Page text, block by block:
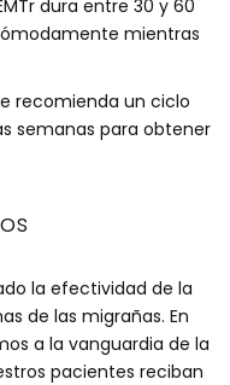
dura entre 30 y 60
mientras
recomienda un ciclo
semanas para obtener
la efectividad de la
de las migrañas. En
a la vanguardia de la
pacientes reciban